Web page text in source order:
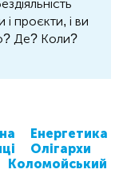
проєкти, і ви
Де? Коли?
Енергетика
Олігархи
Коломойський